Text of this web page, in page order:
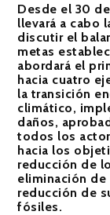
Desde el 30
llevará a cabo
discutir el
metas
abordará el
hacia cuatro
la transición
climático,
daños,
todos los
hacia los
reducción de
eliminación
reducción de
fósiles.